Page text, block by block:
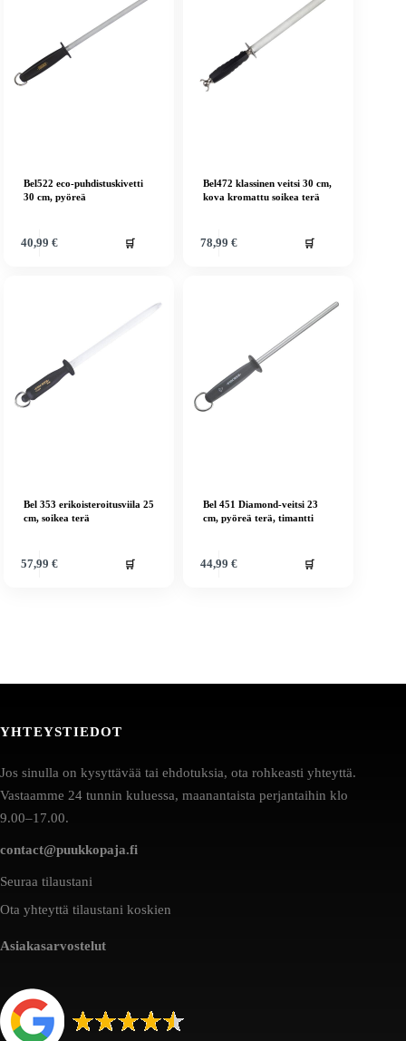
Bel522 eco-puhdistuskivetti
30 cm, pyöreä
40,99 € 🛒
Bel472 klassinen veitsi 30 cm,
kova kromattu soikea terä
78,99 € 🛒
Bel 353 erikoisteroitusviila 25
cm, soikea terä
57,99 € 🛒
Bel 451 Diamond-veitsi 23
cm, pyöreä terä, timantti
44,99 € 🛒
YHTEYSTIEDOT
Jos sinulla on kysyttävää tai ehdotuksia, ota rohkeasti yhteyttä.
Vastaamme 24 tunnin kuluessa, maanantaista perjantaihin klo
9.00–17.00.
contact@puukkopaja.fi
Seuraa tilaustani
Ota yhteyttä tilaustani koskien
Asiakasarvostelut